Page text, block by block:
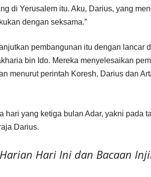
di Yerusalem itu. Aku, Darius, yang
dengan seksama.”
pembangunan itu dengan lancar
bin Ido. Mereka menyelesaikan
menurut perintah Koresh, Darius dan
hari yang ketiga bulan Adar, yakni pada
Darius.
Harian Hari Ini dan Bacaan